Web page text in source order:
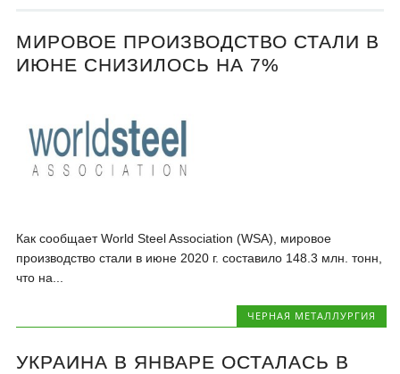
МИРОВОЕ ПРОИЗВОДСТВО СТАЛИ В
ИЮНЕ СНИЗИЛОСЬ НА 7%
Как сообщает World Steel Association (WSA), мировое
производство стали в июне 2020 г. составило 148.3 млн. тонн,
что на...
ЧЕРНАЯ МЕТАЛЛУРГИЯ
УКРАИНА В ЯНВАРЕ ОСТАЛАСЬ В